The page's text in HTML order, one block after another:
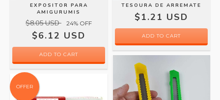
EXPOSITOR PARA
AMIGURUMIS
$8.05 USD 24% OFF
$6.12 USD
TESOURA DE ARREMATE
$1.21 USD
OFFER